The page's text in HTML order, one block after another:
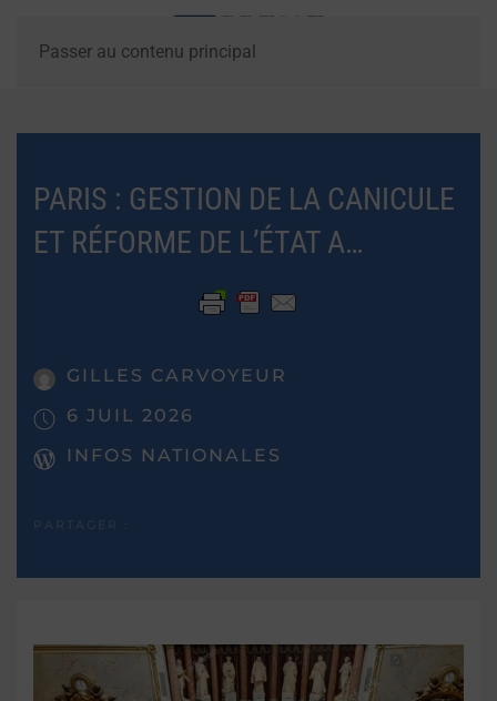
Passer au contenu principal
PARIS : GESTION DE LA CANICULE
ET RÉFORME DE L’ÉTAT A…
GILLES CARVOYEUR
6 JUIL 2026
INFOS NATIONALES